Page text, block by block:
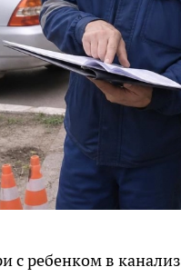
с ребенком в